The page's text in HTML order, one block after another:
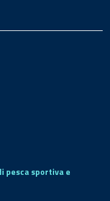
pesca sportiva e